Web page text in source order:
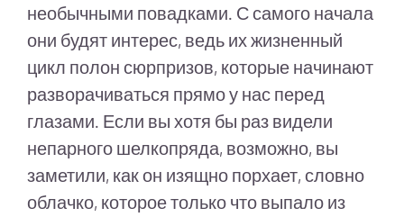
необычными повадками. С самого начала
они будят интерес, ведь их жизненный
цикл полон сюрпризов, которые начинают
разворачиваться прямо у нас перед
глазами. Если вы хотя бы раз видели
непарного шелкопряда, возможно, вы
заметили, как он изящно порхает, словно
облачко, которое только что выпало из